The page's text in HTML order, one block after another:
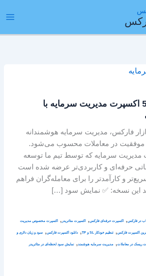
معرفی نسخه 57 اکسپرت مدیریت سرمایه با
فارکس، مدیریت سرمایه هوشمندانه
موفقیت در معاملات محسوب می‌شود.
مدیریت سرمایه که توسط تیم ما توسعه
حرفه‌ای و کاربردی‌تر عرضه شده است
و کارآمدتر را برای معامله‌گران فراهم
این نسخه: ✅ نمایش سود […]
در فارکس, اکسپرت حرفه‌ای فارکس, اکسپرت متاتریدر , اکسپرت مخصوص مدیریت
اکسپرت فارکس, تنظیم خودکار SL و TP , دانلود اکسپرت فارکس, سود و زیان دلاری و
ریسک در معاملات, مدیریت سرمایه هوشمند, نمایش سود لحظه‌ای در متاتریدر